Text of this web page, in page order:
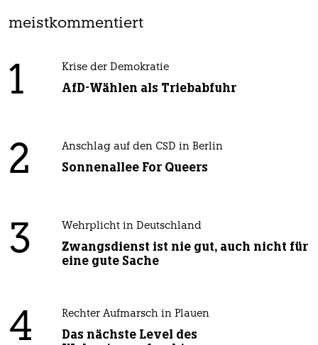
meistkommentiert
1 Krise der Demokratie
AfD-Wählen als Triebabfuhr
2 Anschlag auf den CSD in Berlin
Sonnenallee For Queers
3 Wehrplicht in Deutschland
Zwangsdienst ist nie gut, auch nicht für
eine gute Sache
4 Rechter Aufmarsch in Plauen
Das nächste Level des